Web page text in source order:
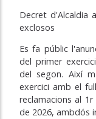
Decret d'Alcaldia
exclosos
Es fa públic
del primer
del segon. Així
exercici amb el
reclamacions al
de 2026, ambdós